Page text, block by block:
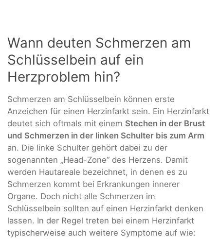
Wann deuten Schmerzen am
Schlüsselbein auf ein
Herzproblem hin?
Schmerzen am Schlüsselbein können erste
Anzeichen für einen Herzinfarkt sein. Ein Herzinfarkt
deutet sich oftmals mit einem Stechen in der Brust
und Schmerzen in der linken Schulter bis zum Arm
an. Die linke Schulter gehört dabei zu der
sogenannten „Head-Zone“ des Herzens. Damit
werden Hautareale bezeichnet, in denen es zu
Schmerzen kommt bei Erkrankungen innerer
Organe. Doch nicht alle Schmerzen im
Schlüsselbein sollten auf einen Herzinfarkt denken
lassen. In der Regel treten bei einem Herzinfarkt
typischerweise auch weitere Symptome auf wie: